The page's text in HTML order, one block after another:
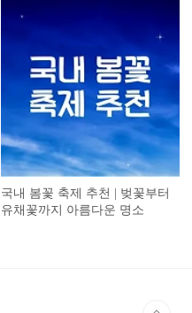
국내 봄꽃 축제 추천 | 벚꽃부터
유채꽃까지 아름다운 명소